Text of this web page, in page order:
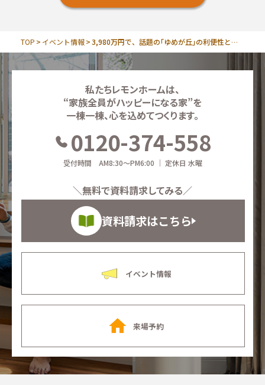
TOP イベント情報 3,980万円で、話題の｢ゆめが丘｣の利便性と天王森泉公園の緑を同時に手に入れる
私たちレモンホームは、
“家族全員がハッピーになる家”を
一棟一棟、心を込めてつくります。
0120-374-558
受付時間 AM8:30～PM6:00 ｜ 定休日 水曜
＼無料で資料請求してみる／
資料請求はこちら
イベント情報
来場予約